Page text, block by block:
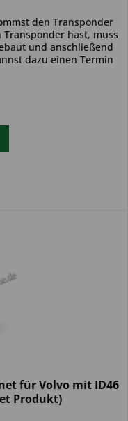
den Transponder
Transponder hast, muss
und anschließend
dazu einen Termin
für Volvo mit ID46
Produkt)